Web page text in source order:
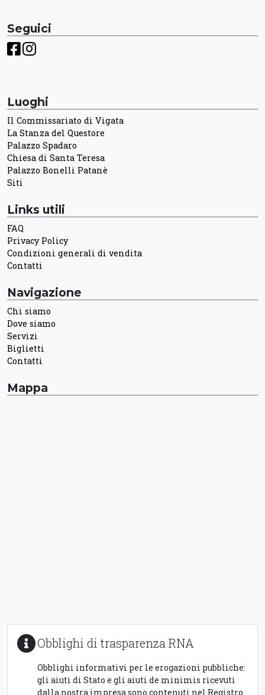
Seguici
Luoghi
Il Commissariato di Vigata
La Stanza del Questore
Palazzo Spadaro
Chiesa di Santa Teresa
Palazzo Bonelli Patanè
Siti
Links utili
FAQ
Privacy Policy
Condizioni generali di vendita
Contatti
Navigazione
Chi siamo
Dove siamo
Servizi
Biglietti
Contatti
Mappa
Obblighi di trasparenza RNA
Obblighi informativi per le erogazioni pubbliche:
gli aiuti di Stato e gli aiuti de minimis ricevuti
dalla nostra impresa sono contenuti nel Registro